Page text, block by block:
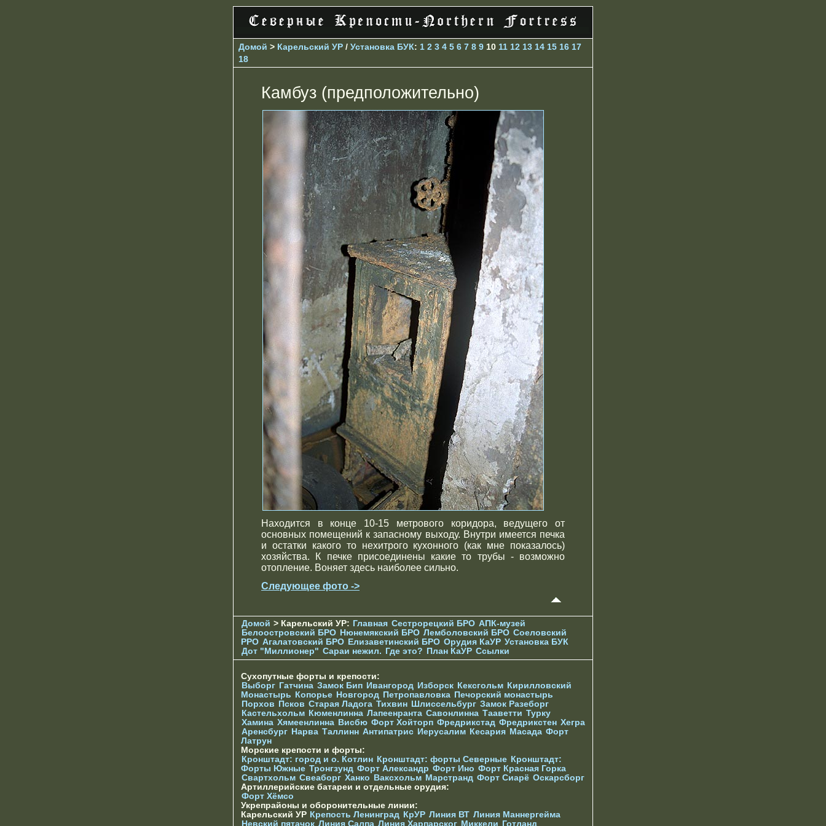
Домой > Карельский УР / Установка БУК: 1 2 3 4 5 6 7 8 9 10 11 12 13 14 15 16 17
18
Камбуз (предположительно)
Находится в конце 10-15 метрового коридора, ведущего от
основных помещений к запасному выходу. Внутри имеется печка
и остатки какого то нехитрого кухонного (как мне показалось)
хозяйства. К печке присоединены какие то трубы - возможно
отопление. Воняет здесь наиболее сильно.
Следующее фото ->
Домой > Карельский УР: Главная Сестрорецкий БРО АПК-музей
Белоостровский БРО Нюнемякский БРО Лемболовский БРО Соеловский
РРО Агалатовский БРО Елизаветинcкий БРО Орудия КаУР Установка БУК
Дот "Миллионер" Сараи нежил. Где это? План КаУР Ссылки
Сухопутные форты и крепости:
Выборг Гатчина Замок Бип Ивангород Изборск Кексгольм Кирилловский
Монастырь
Копорье Новгород Петропавловка Печорcкий монастырь
Порхов
Псков Старая Ладога Тихвин Шлиссельбург Замок Разеборг
Кастельхольм Кюменлинна Лапеенранта Савонлинна Тааветти Турку
Хамина Хямеенлинна Висбю Форт Хойторп Фредрикстад Фредрикстен Хегра
Аренсбург Нарва Таллинн Антипатрис Иерусалим Кесария Масада Форт
Латрун
Морские крепости и форты:
Кронштадт: город и о. Котлин Кронштадт: форты Северные Кронштадт:
Форты Южные Тронгзунд Форт Александр Форт Ино Форт Красная Горка
Свартхольм Свеаборг Ханко Ваксхольм Марстранд Форт Сиарё Оскарсборг
Артиллерийские батареи и отдельные орудия:
Форт Хёмсо
Укрепрайоны и оборонительные линии:
Карельский УР Крепость Ленинград КрУР Линия ВТ Линия Маннергейма
Невский пятачок Линия Салпа Линия Харпарског Миккели Готланд